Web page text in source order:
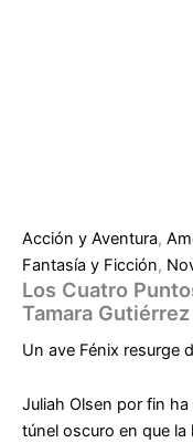
Acción y Aventura,
Fantasía y Ficción,
Los Cuatro
Tamara
Un ave Fénix resurge
Juliah Olsen por fin
túnel oscuro en que